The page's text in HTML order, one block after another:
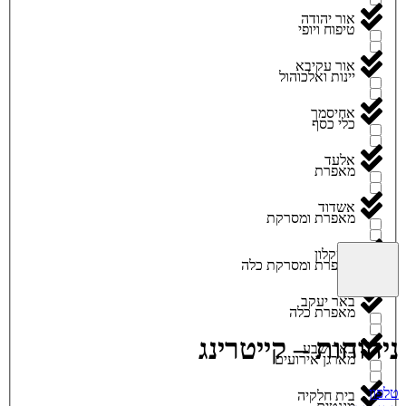
טיפוח ויופי
יינות ואלכוהול
כלי כסף
מאפרת
מאפרת ומסרקת
מאפרת ומסרקת כלה
מאפרת כלה
מארגן אירועים
אור יהודה
אור עקיבא
אחיסמך
אלעד
אשדוד
אשקלון
באר יעקב
באר שבע
בית חלקיה
ניחוחות – קייטרינג
טלפון